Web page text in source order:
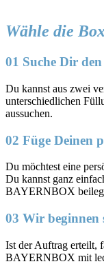
Wähle die
01 Suche Dir
Du kannst aus zwei
unterschiedlichen
aussuchen.
02 Füge Deinen
Du möchtest eine
Du kannst ganz
BAYERNBOX
03 Wir beginnen
Ist der Auftrag erteilt,
BAYERNBOX mit